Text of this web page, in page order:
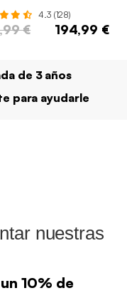
4.3 (128)
€ 194,99 €
de 3 años
para ayudarle
nuestras
10% de